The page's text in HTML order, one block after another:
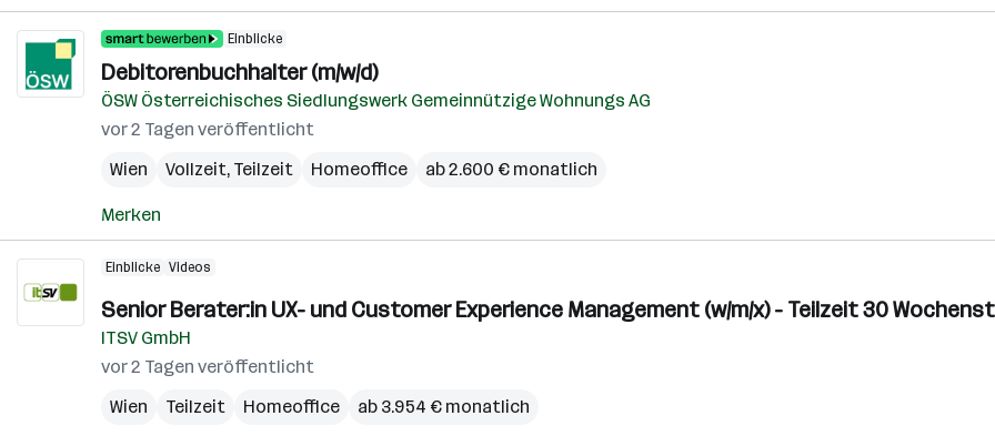
Einblicke
Debitorenbuchhalter (m/w/d)
ÖSW Österreichisches Siedlungswerk Gemeinnützige Wohnungs AG
vor 2 Tagen veröffentlicht
Wien
Vollzeit, Teilzeit Homeoffice ab 2.600 € monatlich
Merken
Einblicke Videos
Senior Berater:in UX- und Customer Experience Management (w/m/x) - Teilzeit 30
ITSV GmbH
vor 2 Tagen veröffentlicht
Wien
Teilzeit Homeoffice ab 3.954 € monatlich